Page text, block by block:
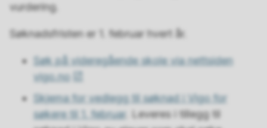
vurdering.
Søknadsfristen er 1. februar hvert år.
Søk på videregående skole via nettsiden
vigo.no
Skjema for vedlegg til søknad i Vigo for
søkere til 1. februar . Leveres i tillegg til